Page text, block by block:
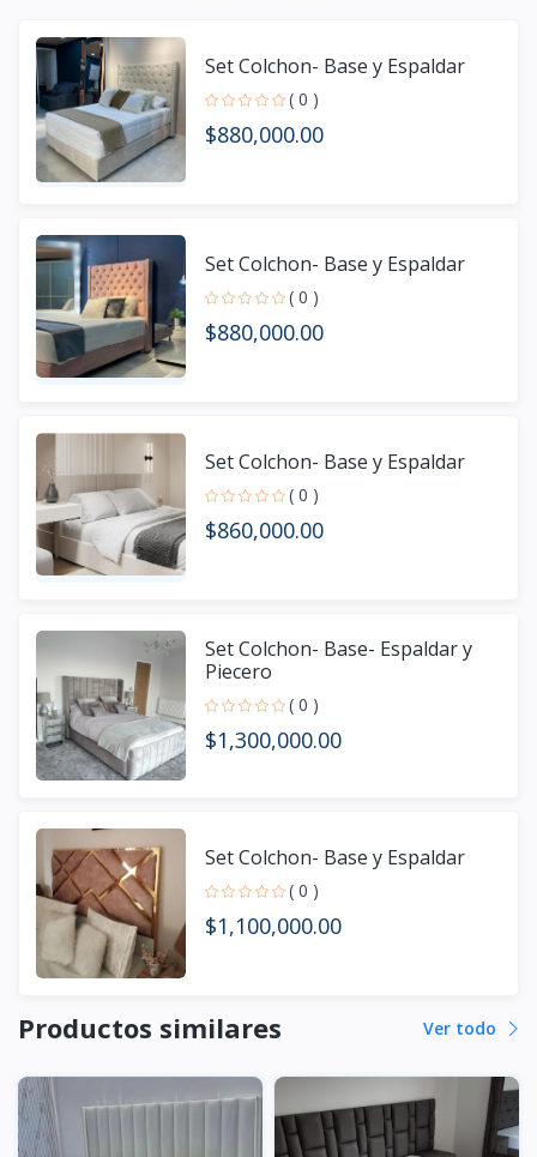
Set Colchon- Base y Espaldar
( 0 )
$880,000.00
Set Colchon- Base y Espaldar
( 0 )
$880,000.00
Set Colchon- Base y Espaldar
( 0 )
$860,000.00
Set Colchon- Base- Espaldar y
Piecero
( 0 )
$1,300,000.00
Set Colchon- Base y Espaldar
( 0 )
$1,100,000.00
Productos similares Ver todo